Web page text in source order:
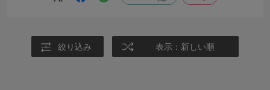
絞り込み 表示：新しい順